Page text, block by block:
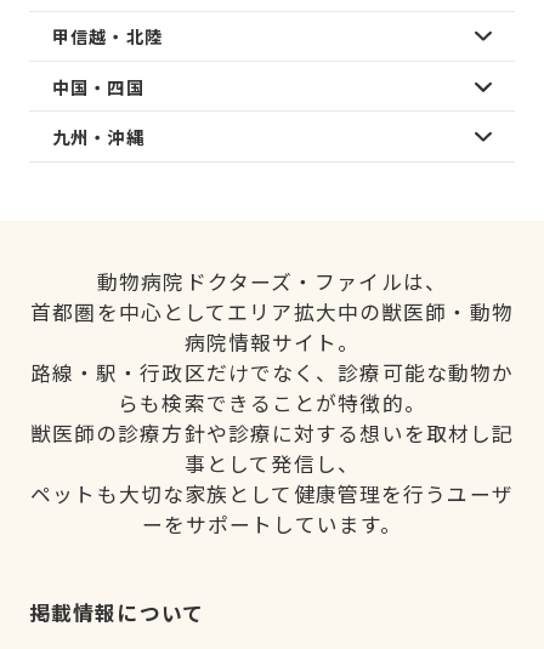
甲信越・北陸
中国・四国
九州・沖縄
動物病院ドクターズ・ファイルは、
首都圏を中心としてエリア拡大中の獣医師・動物
病院情報サイト。
路線・駅・行政区だけでなく、診療可能な動物か
らも検索できることが特徴的。
獣医師の診療方針や診療に対する想いを取材し記
事として発信し、
ペットも大切な家族として健康管理を行うユーザ
ーをサポートしています。
掲載情報について